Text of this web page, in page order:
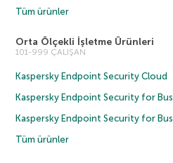
Tüm ürünler
Orta Ölçekli İşletme Ürünleri
101-999 ÇALIŞAN
Kaspersky Endpoint Security Cloud
Kaspersky Endpoint Security for
Kaspersky Endpoint Security for
Tüm ürünler